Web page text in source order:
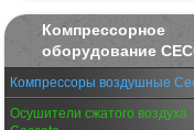
Компрессорное
оборудование
Компрессоры воздушные
Осушители сжатого воздуха